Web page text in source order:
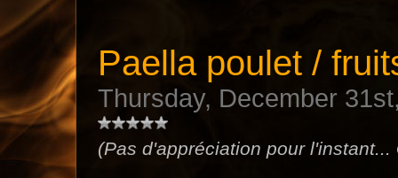
Paella poulet /
Thursday, December
(Pas d'appréciation pour l'instant...